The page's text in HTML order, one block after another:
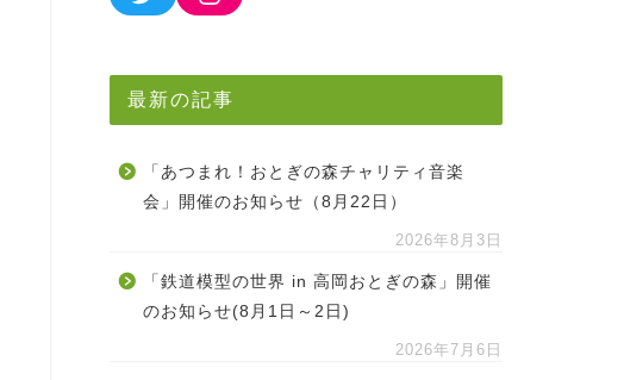
最新の記事
「あつまれ！おとぎの森チャリティ音楽
会」開催のお知らせ（8月22日）
2026年8月3日
「鉄道模型の世界 in 高岡おとぎの森」開催
のお知らせ(8月1日～2日)
2026年7月6日